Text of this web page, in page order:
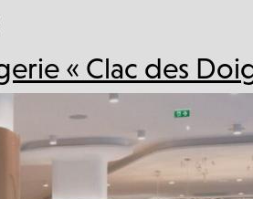
« Clac des